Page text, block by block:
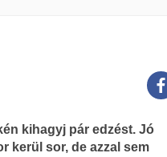
kihagyj pár edzést. Jó
kerül sor, de azzal sem